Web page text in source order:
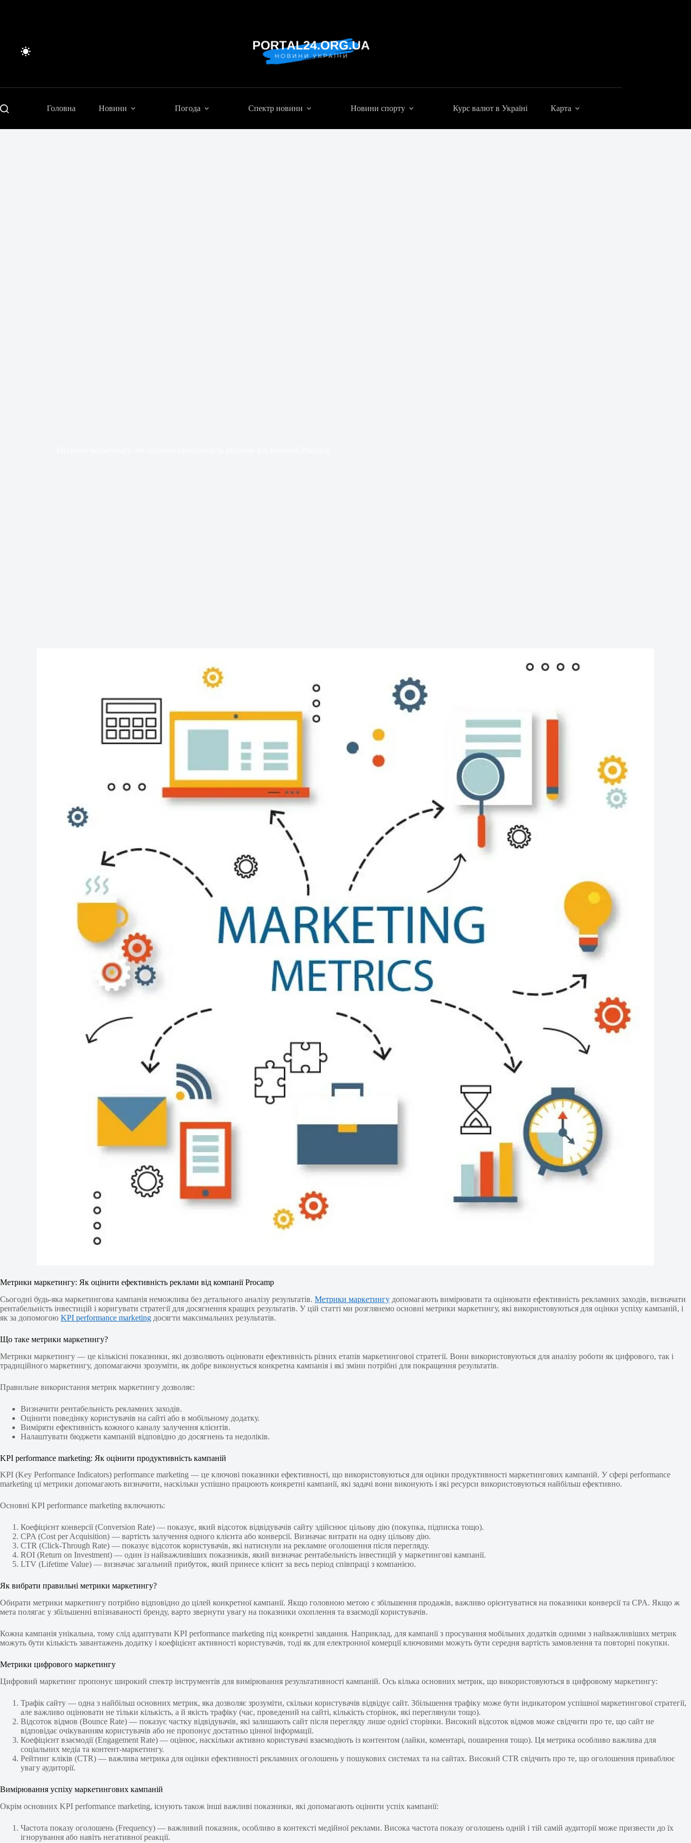
Головна Новини Погода Спектр новини Новини спорту Курс валют в Україні Карта
Метрики маркетингу: Як оцінити ефективність реклами від компанії Procamp
Сьогодні будь-яка маркетингова кампанія неможлива без детального аналізу результатів. Метрики маркетингу допомагають вимірювати та оцінювати ефективність рекламних заходів, визначати
рентабельність інвестицій і коригувати стратегії для досягнення кращих результатів. У цій статті ми розглянемо основні метрики маркетингу, які використовуються для оцінки успіху кампаній, і
як за допомогою KPI performance marketing досягти максимальних результатів.
Що таке метрики маркетингу?
Метрики маркетингу — це кількісні показники, які дозволяють оцінювати ефективність різних етапів маркетингової стратегії. Вони використовуються для аналізу роботи як цифрового, так і
традиційного маркетингу, допомагаючи зрозуміти, як добре виконується конкретна кампанія і які зміни потрібні для покращення результатів.
Правильне використання метрик маркетингу дозволяє:
Визначити рентабельність рекламних заходів.
Оцінити поведінку користувачів на сайті або в мобільному додатку.
Виміряти ефективність кожного каналу залучення клієнтів.
Налаштувати бюджети кампаній відповідно до досягнень та недоліків.
KPI performance marketing: Як оцінити продуктивність кампаній
KPI (Key Performance Indicators) performance marketing — це ключові показники ефективності, що використовуються для оцінки продуктивності маркетингових кампаній. У сфері performance
marketing ці метрики допомагають визначити, наскільки успішно працюють конкретні кампанії, які задачі вони виконують і які ресурси використовуються найбільш ефективно.
Основні KPI performance marketing включають:
Коефіцієнт конверсії (Conversion Rate) — показує, який відсоток відвідувачів сайту здійснює цільову дію (покупка, підписка тощо).
CPA (Cost per Acquisition) — вартість залучення одного клієнта або конверсії. Визначає витрати на одну цільову дію.
CTR (Click-Through Rate) — показує відсоток користувачів, які натиснули на рекламне оголошення після перегляду.
ROI (Return on Investment) — один із найважливіших показників, який визначає рентабельність інвестицій у маркетингові кампанії.
LTV (Lifetime Value) — визначає загальний прибуток, який принесе клієнт за весь період співпраці з компанією.
Як вибрати правильні метрики маркетингу?
Обирати метрики маркетингу потрібно відповідно до цілей конкретної кампанії. Якщо головною метою є збільшення продажів, важливо орієнтуватися на показники конверсії та CPA. Якщо ж
мета полягає у збільшенні впізнаваності бренду, варто звернути увагу на показники охоплення та взаємодії користувачів.
Кожна кампанія унікальна, тому слід адаптувати KPI performance marketing під конкретні завдання. Наприклад, для кампанії з просування мобільних додатків одними з найважливіших метрик
можуть бути кількість завантажень додатку і коефіцієнт активності користувачів, тоді як для електронної комерції ключовими можуть бути середня вартість замовлення та повторні покупки.
Метрики цифрового маркетингу
Цифровий маркетинг пропонує широкий спектр інструментів для вимірювання результативності кампаній. Ось кілька основних метрик, що використовуються в цифровому маркетингу:
Трафік сайту — одна з найбільш основних метрик, яка дозволяє зрозуміти, скільки користувачів відвідує сайт. Збільшення трафіку може бути індикатором успішної маркетингової стратегії,
але важливо оцінювати не тільки кількість, а й якість трафіку (час, проведений на сайті, кількість сторінок, які переглянули тощо).
Відсоток відмов (Bounce Rate) — показує частку відвідувачів, які залишають сайт після перегляду лише однієї сторінки. Високий відсоток відмов може свідчити про те, що сайт не
відповідає очікуванням користувачів або не пропонує достатньо цінної інформації.
Коефіцієнт взаємодії (Engagement Rate) — оцінює, наскільки активно користувачі взаємодіють із контентом (лайки, коментарі, поширення тощо). Ця метрика особливо важлива для
соціальних медіа та контент-маркетингу.
Рейтинг кліків (CTR) — важлива метрика для оцінки ефективності рекламних оголошень у пошукових системах та на сайтах. Високий CTR свідчить про те, що оголошення приваблює
увагу аудиторії.
Вимірювання успіху маркетингових кампаній
Окрім основних KPI performance marketing, існують також інші важливі показники, які допомагають оцінити успіх кампанії:
Частота показу оголошень (Frequency) — важливий показник, особливо в контексті медійної реклами. Висока частота показу оголошень одній і тій самій аудиторії може призвести до їх
ігнорування або навіть негативної реакції.